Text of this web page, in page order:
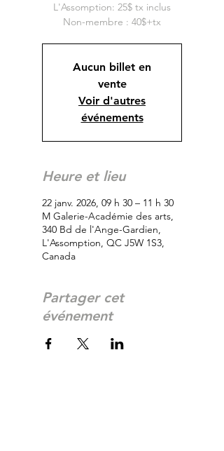
L'Assomption: 25$ tx inclus
Non-membre : 40$+tx
Aucun billet en
vente
Voir d'autres
événements
Heure et lieu
22 janv. 2026, 09 h 30 – 11 h 30
M Galerie-Académie des arts,
340 Bd de l'Ange-Gardien,
L'Assomption, QC J5W 1S3,
Canada
Partager cet
événement